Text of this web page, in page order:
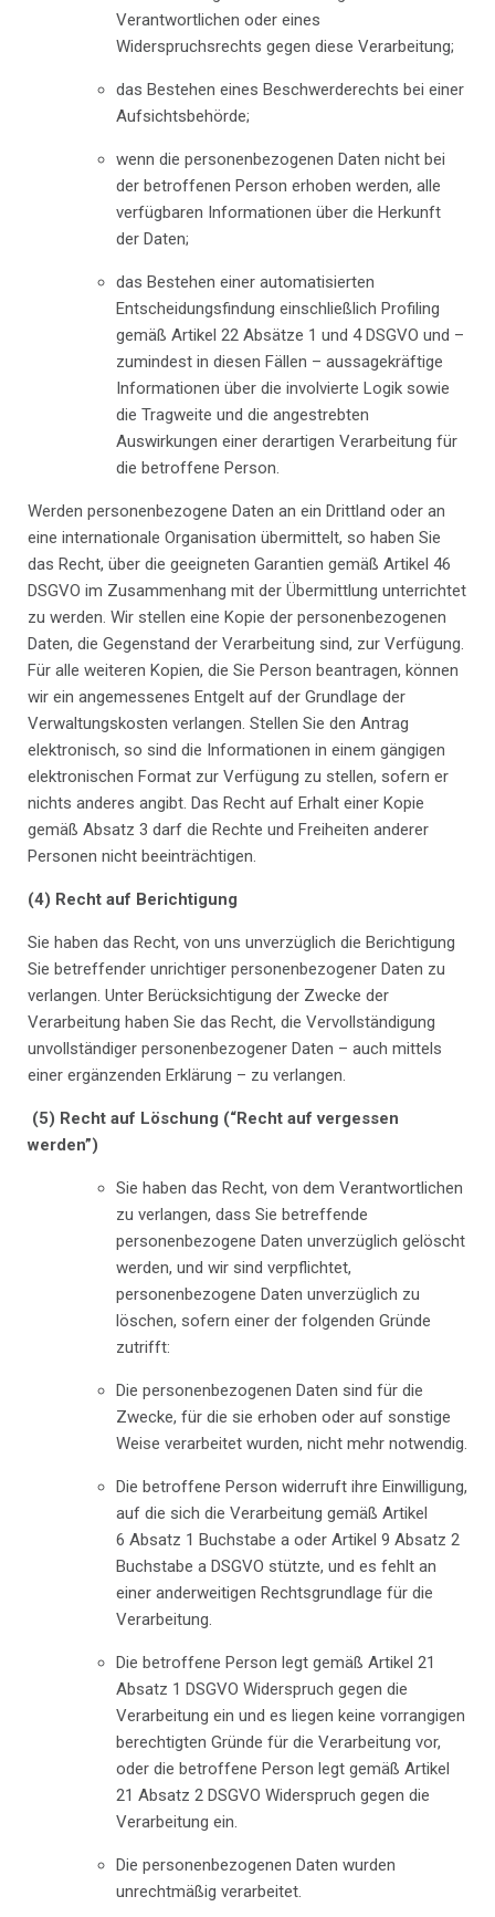
Verantwortlichen oder eines
Widerspruchsrechts gegen diese Verarbeitung;
das Bestehen eines Beschwerderechts bei einer
Aufsichtsbehörde;
wenn die personenbezogenen Daten nicht bei
der betroffenen Person erhoben werden, alle
verfügbaren Informationen über die Herkunft
der Daten;
das Bestehen einer automatisierten
Entscheidungsfindung einschließlich Profiling
gemäß Artikel 22 Absätze 1 und 4 DSGVO und –
zumindest in diesen Fällen – aussagekräftige
Informationen über die involvierte Logik sowie
die Tragweite und die angestrebten
Auswirkungen einer derartigen Verarbeitung für
die betroffene Person.
Werden personenbezogene Daten an ein Drittland oder an
eine internationale Organisation übermittelt, so haben Sie
das Recht, über die geeigneten Garantien gemäß Artikel 46
DSGVO im Zusammenhang mit der Übermittlung unterrichtet
zu werden. Wir stellen eine Kopie der personenbezogenen
Daten, die Gegenstand der Verarbeitung sind, zur Verfügung.
Für alle weiteren Kopien, die Sie Person beantragen, können
wir ein angemessenes Entgelt auf der Grundlage der
Verwaltungskosten verlangen. Stellen Sie den Antrag
elektronisch, so sind die Informationen in einem gängigen
elektronischen Format zur Verfügung zu stellen, sofern er
nichts anderes angibt. Das Recht auf Erhalt einer Kopie
gemäß Absatz 3 darf die Rechte und Freiheiten anderer
Personen nicht beeinträchtigen.
(4) Recht auf Berichtigung
Sie haben das Recht, von uns unverzüglich die Berichtigung
Sie betreffender unrichtiger personenbezogener Daten zu
verlangen. Unter Berücksichtigung der Zwecke der
Verarbeitung haben Sie das Recht, die Vervollständigung
unvollständiger personenbezogener Daten – auch mittels
einer ergänzenden Erklärung – zu verlangen.
(5) Recht auf Löschung (“Recht auf vergessen
werden”)
Sie haben das Recht, von dem Verantwortlichen
zu verlangen, dass Sie betreffende
personenbezogene Daten unverzüglich gelöscht
werden, und wir sind verpflichtet,
personenbezogene Daten unverzüglich zu
löschen, sofern einer der folgenden Gründe
zutrifft:
Die personenbezogenen Daten sind für die
Zwecke, für die sie erhoben oder auf sonstige
Weise verarbeitet wurden, nicht mehr notwendig.
Die betroffene Person widerruft ihre Einwilligung,
auf die sich die Verarbeitung gemäß Artikel
6 Absatz 1 Buchstabe a oder Artikel 9 Absatz 2
Buchstabe a DSGVO stützte, und es fehlt an
einer anderweitigen Rechtsgrundlage für die
Verarbeitung.
Die betroffene Person legt gemäß Artikel 21
Absatz 1 DSGVO Widerspruch gegen die
Verarbeitung ein und es liegen keine vorrangigen
berechtigten Gründe für die Verarbeitung vor,
oder die betroffene Person legt gemäß Artikel
21 Absatz 2 DSGVO Widerspruch gegen die
Verarbeitung ein.
Die personenbezogenen Daten wurden
unrechtmäßig verarbeitet.